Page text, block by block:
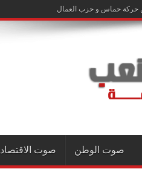
حركة حماس و حزب العمال
صوت الوطن صوت الاقتصاد